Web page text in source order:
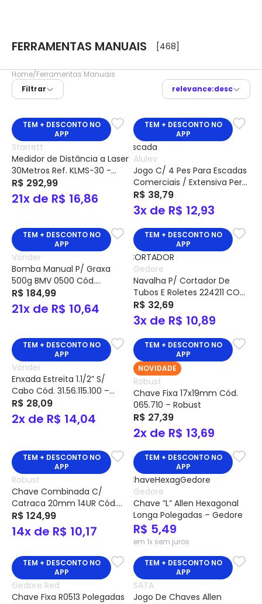
FERRAMENTAS MANUAIS [468]
Home Ferramentas Manuais
Filtrar
relevance:desc
TEM + DESCONTO NO
APP
Starrett
Medidor de Distância a Laser
30Metros Ref. KLMS-30 -
Starrett
R$ 292,99
21x de R$ 16,86
TEM + DESCONTO NO
APP
Alulev
Jogo C/ 4 Pes Para Escadas
Comerciais / Extensiva Perfil
60 Rp006 - Alulev
R$ 38,79
3x de R$ 12,93
TEM + DESCONTO NO
APP
Vonder
Bomba Manual P/ Graxa
500g BMV 0500 Cód.
51.20.500.500 – Vonder
R$ 184,99
21x de R$ 10,64
TEM + DESCONTO NO
APP
Gedore
Navalha P/ Cortador De
Tubos E Roletes 224211 COD.
033.998 - Gedore
R$ 32,69
3x de R$ 10,89
TEM + DESCONTO NO
APP
Vonder
Enxada Estreita 1.1/2” S/
Cabo Cód. 31.56.115.100 –
Vonder
R$ 28,09
2x de R$ 14,04
TEM + DESCONTO NO
APP
NOVIDADE
Robust
Chave Fixa 17x19mm Cód.
065.710 – Robust
R$ 27,39
2x de R$ 13,69
TEM + DESCONTO NO
APP
Robust
Chave Combinada C/
Catraca 20mm 14UR Cód.
067.442 – Robust
R$ 124,99
14x de R$ 10,17
TEM + DESCONTO NO
APP
Gedore
Chave ”L” Allen Hexagonal
Longa Polegadas – Gedore
R$ 5,49
em 1x sem juros
TEM + DESCONTO NO
APP
Gedore Red
Chave Fixa R0513 Polegadas
TEM + DESCONTO NO
APP
SATA
Jogo De Chaves Allen